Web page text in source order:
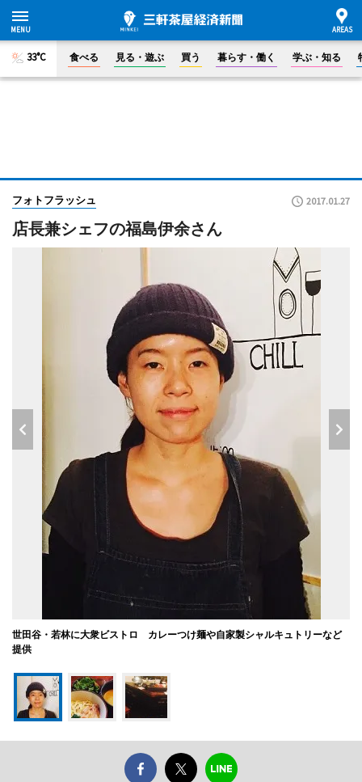
33°C 食べる 見る・遊ぶ 買う 暮らす・働く 学ぶ・知る
フォトフラッシュ 2017.01.27
店長兼シェフの福島伊余さん
世田谷・若林に大衆ビストロ カレーつけ麺や自家製シャルキュトリーなど
提供